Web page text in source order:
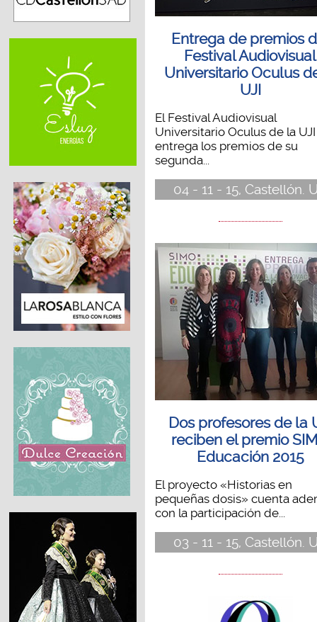
Entrega de premios
Festival Audiovisual
Universitario Oculus
UJI
El Festival Audiovisual
Universitario Oculus de la UJI
entrega los premios de su
segunda...
04 - 11 - 15, Castellón.
Dos profesores de la
reciben el premio
Educación 2015
El proyecto «Historias en
pequeñas dosis» cuenta
con la participación de...
03 - 11 - 15, Castellón.